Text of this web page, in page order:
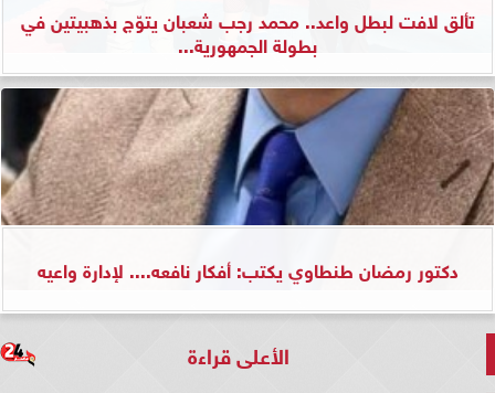
تألق لافت لبطل واعد.. محمد رجب شعبان يتوّج بذهبيتين في
بطولة الجمهورية...
دكتور رمضان طنطاوي يكتب: أفكار نافعه.... لإدارة واعيه
الأعلى قراءة